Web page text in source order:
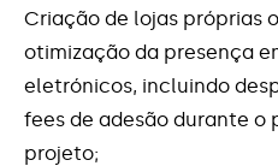
Criação de lojas próprias
otimização da presença
eletrónicos, incluindo
fees de adesão durante o
projeto;